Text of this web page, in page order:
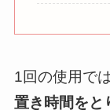
1回の使用で
置き時間をと